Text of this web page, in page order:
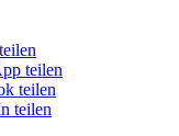
teilen
teilen
teilen